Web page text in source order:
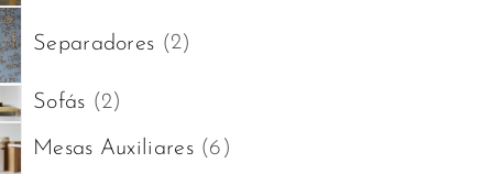
Separadores 2
Sofás
22
productos
Mesas Auxiliares 6 6